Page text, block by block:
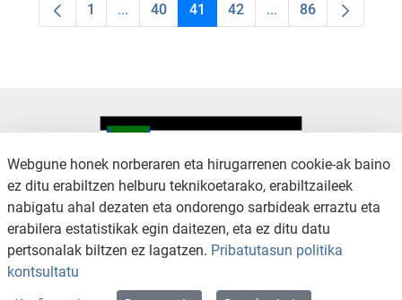
Orrialdea
1 ...Intermediate Pages Use TAB to navigate.
Orrialdea
40 Orrialdea
41 Orrialdea
42 ...Intermediate Pages
Orrialdea
86
KONTAKTUA
LEGE OHARRA
SALAKETA KANALA
PRIBATUTASUN POLITIKA
Webgune honek norberaren eta hirugarrenen cookie-ak baino
ez ditu erabiltzen helburu teknikoetarako, erabiltzaileek
nabigatu ahal dezaten eta ondorengo sarbideak erraztu eta
erabilera estatistikak egin daitezen, eta ez ditu datu
pertsonalak biltzen ez lagatzen. Pribatutasun politika
kontsultatu